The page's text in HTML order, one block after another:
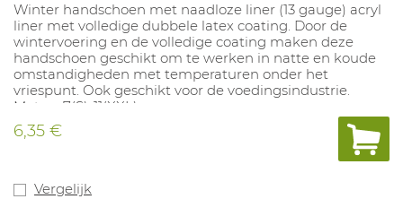
Winter handschoen met naadloze liner (13 gauge) acryl
liner met volledige dubbele latex coating. Door de
wintervoering en de volledige coating maken deze
handschoen geschikt om te werken in natte en koude
omstandigheden met temperaturen onder het
vriespunt. Ook geschikt voor de voedingsindustrie.
Maten: 7(S)-11(XXL).
6,35 €
Vergelijk